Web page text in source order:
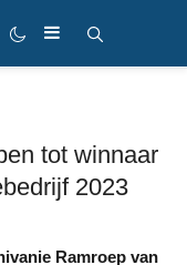
tot winnaar
2023